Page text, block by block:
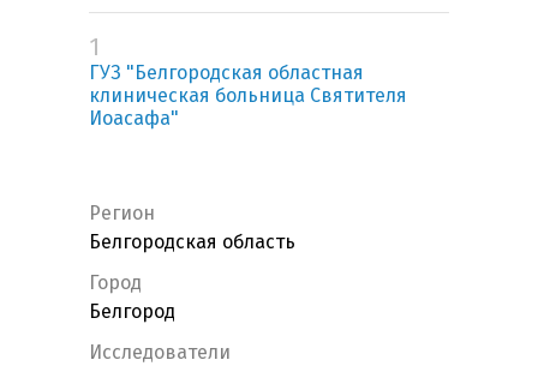
1
ГУЗ "Белгородская областная
клиническая больница Святителя
Иоасафа"
Регион
Белгородская область
Город
Белгород
Исследователи